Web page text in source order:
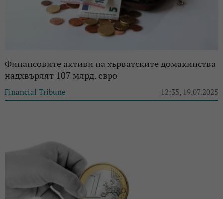
Финансовите активи на хърватските домакинства
надхвърлят 107 млрд. евро
Financial Tribune 12:35, 19.07.2025